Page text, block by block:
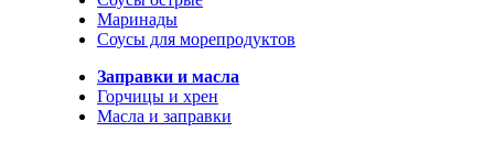
Маринады
Соусы для морепродуктов
Заправки и масла
Горчицы и хрен
Масла и заправки